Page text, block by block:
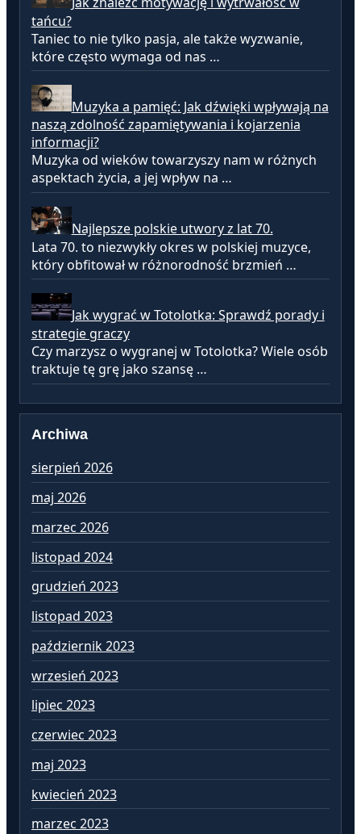
tańcu?
Taniec to nie tylko pasja, ale także wyzwanie,
które często wymaga od nas …
Muzyka a pamięć: Jak dźwięki wpływają na
naszą zdolność zapamiętywania i kojarzenia
informacji?
Muzyka od wieków towarzyszy nam w różnych
aspektach życia, a jej wpływ na …
Najlepsze polskie utwory z lat 70.
Lata 70. to niezwykły okres w polskiej muzyce,
który obfitował w różnorodność brzmień …
Jak wygrać w Totolotka: Sprawdź porady i
strategie graczy
Czy marzysz o wygranej w Totolotka? Wiele osób
traktuje tę grę jako szansę …
Archiwa
sierpień 2026
maj 2026
marzec 2026
listopad 2024
grudzień 2023
listopad 2023
październik 2023
wrzesień 2023
lipiec 2023
czerwiec 2023
maj 2023
kwiecień 2023
marzec 2023